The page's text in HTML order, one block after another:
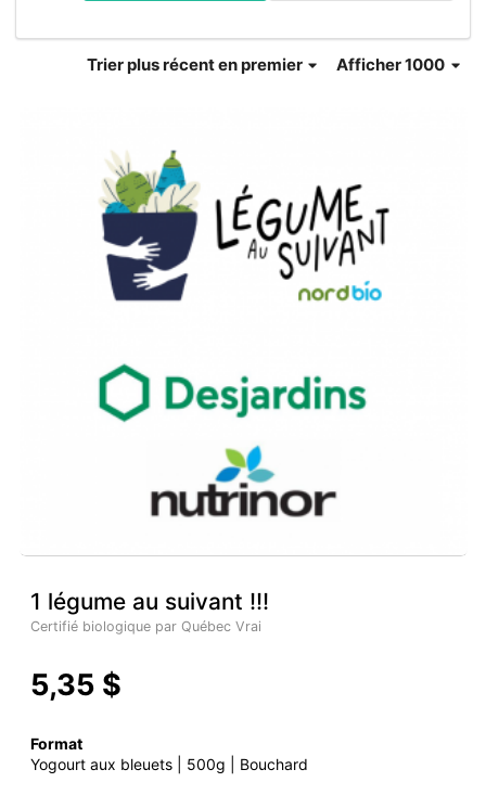
Afficher 1000
Trierplus récent en premier
1 légume au suivant !!!
Certifié biologique par Québec Vrai
5,35 $
Format
Yogourt aux bleuets | 500g | Bouchard